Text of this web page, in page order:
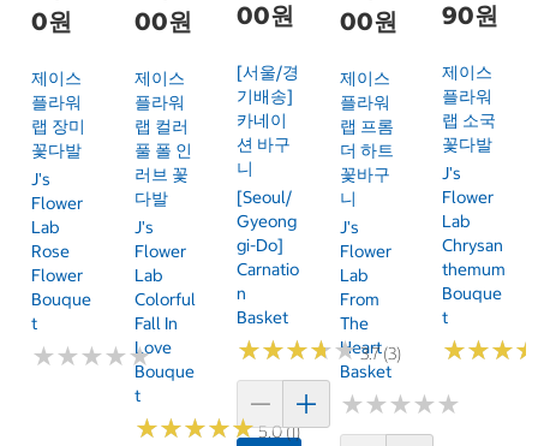
0원
제이스
플라워
랩 장미
꽃다발
J's
Flower
Lab
Rose
Flower
Bouque
T
★★★★★
★★★★★
00원
제이스
플라워
랩 컬러
풀 폴 인
러브 꽃
다발
J's
Flower
Lab
Colorful
Fall In
Love
Bouque
T
★★★★★
★★★★★5.0 (1)
00원
[서울/경
기배송]
카네이
션 바구
니
[Seoul/
Gyeong
Gi-Do]
Carnatio
N
Basket
★★★★★
★★★★★3.7 (3)
00원
제이스
플라워
랩 프롬
더 하트
꽃바구
니
J's
Flower
Lab
From
The
Heart
Basket
★★★★★
★★★★★
90원
제이스
플라워
랩 소국
꽃다발
J's
Flower
Lab
Chrysan
Themum
Bouque
T
★★★
★★★